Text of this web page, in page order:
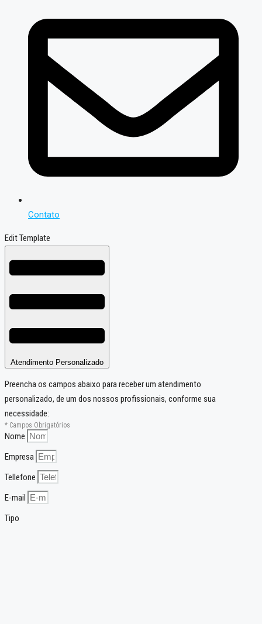
Contato
Edit Template
Atendimento Personalizado
Preencha os campos abaixo para receber um atendimento
personalizado, de um dos nossos profissionais, conforme sua
necessidade:
* Campos Obrigatórios
Nome
Empresa
Tellefone
E-mail
Tipo